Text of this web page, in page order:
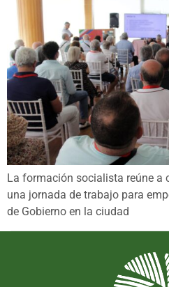
La formación socialista reúne a
una jornada de trabajo para
de Gobierno en la ciudad